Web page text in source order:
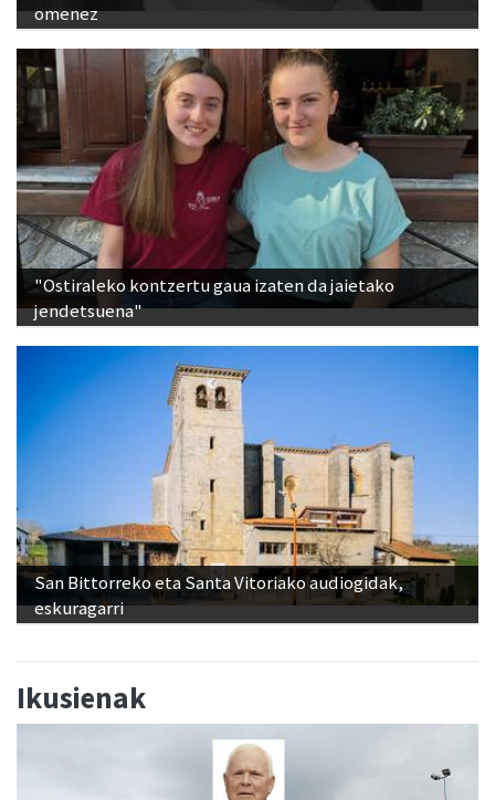
"Ostiraleko kontzertu gaua izaten da jaietako
jendetsuena"
San Bittorreko eta Santa Vitoriako audiogidak,
eskuragarri